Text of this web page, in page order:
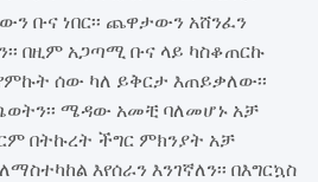
ቡና ነበር፡፡ ጨዋታውን አሸንፈን
በዚም አጋጣሚ ቡና ላይ ካስቆጠርኩ
ሰው ካለ ይቅርታ እጠይቃለው፡፡
ሜዳው አመቺ ባለመሆኑ አቻ
በትኩረት ችግር ምክንያት አቻ
እየሰራን እንገኛለን፡፡ በእግርኳስ